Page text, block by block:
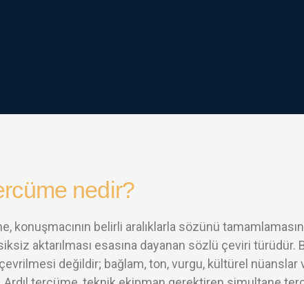
nedir?
konuşmacının belirli aralıklarla sözünü
aktarılması esasına dayanan sözlü çeviri türüdür.
değildir; bağlam, ton, vurgu, kültürel nüanslar